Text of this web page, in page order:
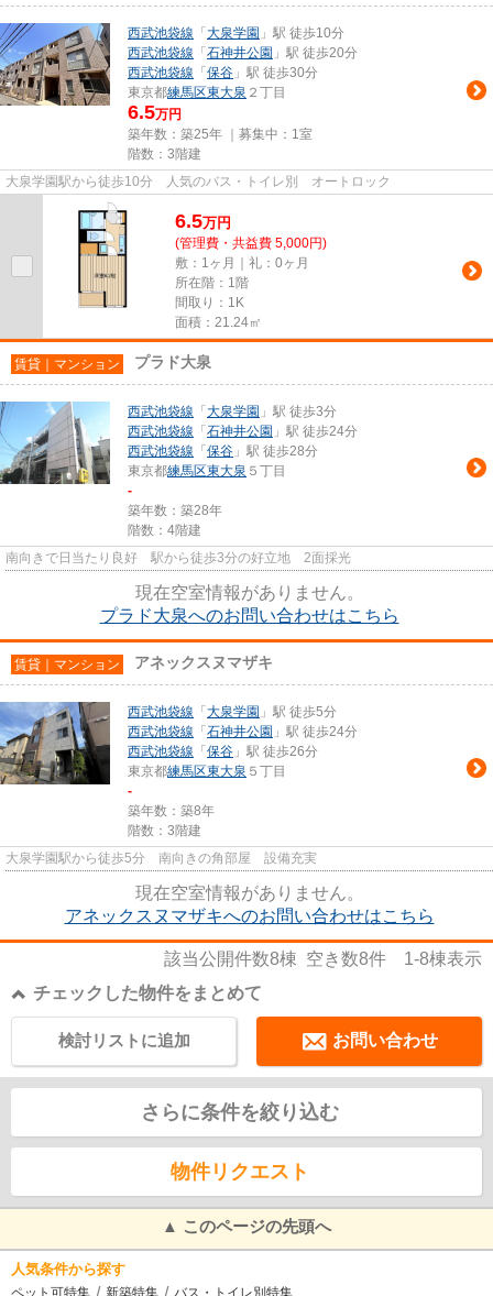
西武池袋線 「 大泉学園 」駅 徒歩10分
西武池袋線 「 石神井公園 」駅 徒歩20分
西武池袋線 「 保谷 」駅 徒歩30分
東京都練馬区東大泉 ２丁目
6.5万円
築年数：築25年 ｜募集中： 1室
階数：3階建
大泉学園駅から徒歩10分 人気のバス・トイレ別 オートロック
6.5万円
(管理費・共益費 5,000円)
敷：1ヶ月｜礼：0ヶ月
所在階：1階
間取り：1K
面積：21.24㎡
賃貸｜マンション プラド大泉
西武池袋線 「 大泉学園 」駅 徒歩3分
西武池袋線 「 石神井公園 」駅 徒歩24分
西武池袋線 「 保谷 」駅 徒歩28分
東京都練馬区東大泉 ５丁目
-
築年数：築28年
階数：4階建
南向きで日当たり良好 駅から徒歩3分の好立地 2面採光
現在空室情報がありません。
プラド大泉へのお問い合わせはこちら
賃貸｜マンション アネックスヌマザキ
西武池袋線 「 大泉学園 」駅 徒歩5分
西武池袋線 「 石神井公園 」駅 徒歩24分
西武池袋線 「 保谷 」駅 徒歩26分
東京都練馬区東大泉 ５丁目
-
築年数：築8年
階数：3階建
大泉学園駅から徒歩5分 南向きの角部屋 設備充実
現在空室情報がありません。
アネックスヌマザキへのお問い合わせはこちら
該当公開件数8棟 空き数8件 1-8棟表示
チェックした物件をまとめて
お問い合わせ
検討リストに追加
さらに条件を絞り込む
物件リクエスト
▲ このページの先頭へ
人気条件から探す
ペット可特集 新築特集 バス・トイレ別特集